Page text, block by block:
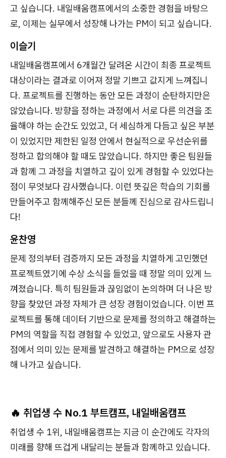
고 싶습니다. 내일배움캠프에서의 소중한 경험을 바탕으
로, 이제는 실무에서 성장해 나가는 PM이 되고 싶습니다.
이슬기
내일배움캠프에서 6개월간 달려온 시간이 최종 프로젝트
대상이라는 결과로 이어져 정말 기쁘고 값지게 느껴집니
다. 프로젝트를 진행하는 동안 모든 과정이 순탄하지만은
않았습니다. 방향을 정하는 과정에서 서로 다른 의견을 조
율해야 하는 순간도 있었고, 더 세심하게 다듬고 싶은 부분
이 있었지만 제한된 일정 안에서 현실적으로 우선순위를
정하고 합의해야 할 때도 많았습니다. 하지만 좋은 팀원들
과 함께 그 과정을 치열하고 깊이 있게 경험할 수 있었다는
점이 무엇보다 감사했습니다. 이런 뜻깊은 학습의 기회를
만들어주고 함께해주신 모든 분들께 진심으로 감사드립니
다!
윤찬영
문제 정의부터 검증까지 모든 과정을 치열하게 고민했던
프로젝트였기에 수상 소식을 들었을 때 정말 의미 있게 느
껴졌습니다. 특히 팀원들과 끊임없이 논의하며 더 나은 방
향을 찾았던 과정 자체가 큰 성장 경험이었습니다. 이번 프
로젝트를 통해 데이터 기반으로 문제를 정의하고 해결하는
PM의 역할을 직접 경험할 수 있었고, 앞으로도 사용자 관
점에서 의미 있는 문제를 발견하고 해결하는 PM으로 성장
해 나가고 싶습니다.
🔥 취업생 수 No.1 부트캠프, 내일배움캠프
취업생 수 1위, 내일배움캠프는 지금 이 순간에도 각자의
미래를 향해 뜨겁게 내달리는 분들과 함께하고 있습니다.